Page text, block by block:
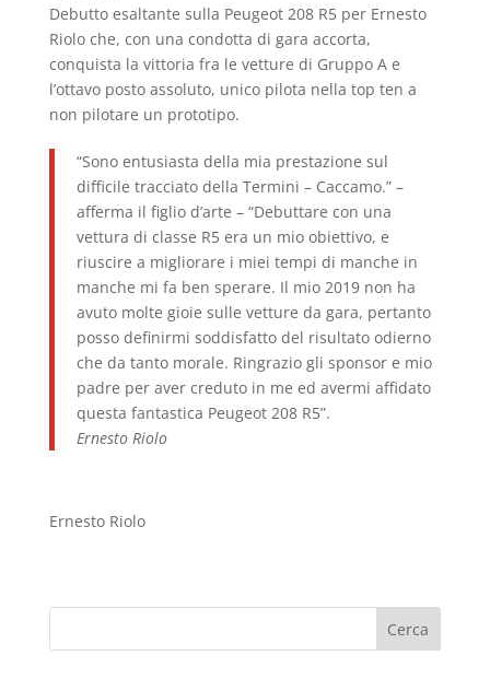
Debutto esaltante sulla Peugeot 208 R5 per Ernesto
Riolo che, con una condotta di gara accorta,
conquista la vittoria fra le vetture di Gruppo A e
l’ottavo posto assoluto, unico pilota nella top ten a
non pilotare un prototipo.
“Sono entusiasta della mia prestazione sul
difficile tracciato della Termini – Caccamo.” –
afferma il figlio d’arte – “Debuttare con una
vettura di classe R5 era un mio obiettivo, e
riuscire a migliorare i miei tempi di manche in
manche mi fa ben sperare. Il mio 2019 non ha
avuto molte gioie sulle vetture da gara, pertanto
posso definirmi soddisfatto del risultato odierno
che da tanto morale. Ringrazio gli sponsor e mio
padre per aver creduto in me ed avermi affidato
questa fantastica Peugeot 208 R5”.
Ernesto Riolo
Ernesto Riolo
Cerca